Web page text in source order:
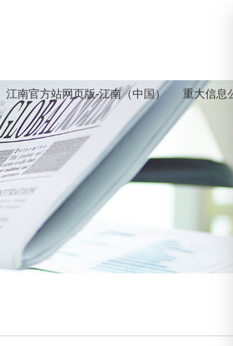
江南官方站网页版-江南（中国） 重大信息